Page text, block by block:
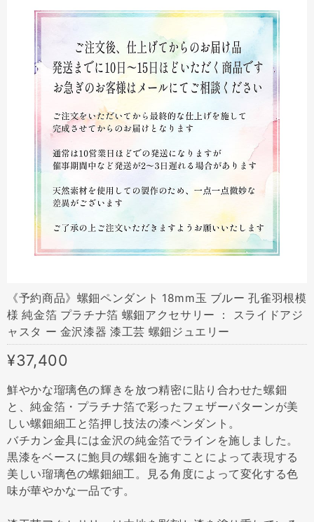
《予約商品》螺鈿ペンダント 18mm玉 ブルー 孔雀羽根模
様 純金箔 プラチナ箔 螺鈿アクセサリー ： スライドアジ
ャスタ ー 金沢漆器 漆工芸 螺鈿ジュエリー
¥37,400
鮮やかな瑠璃色の輝きを放つ精密に貼り合わせた螺鈿
と、純金箔・プラチナ箔で彩ったフェザーパターンが美
しい螺鈿細工と箔押し技法の漆ペンダント。
バチカン金具には金沢の純金箔でラインを施しました。
黒漆をベースに鮑貝の螺鈿を施すことによって表現する
美しい瑠璃色の螺鈿細工。見る角度によって変化する色
味が華やかな一品です。